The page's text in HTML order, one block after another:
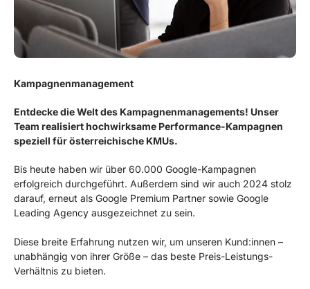
Kampagnenmanagement
Entdecke die Welt des Kampagnenmanagements! Unser
Team realisiert hochwirksame Performance-Kampagnen
speziell für österreichische KMUs.
Bis heute haben wir über 60.000 Google-Kampagnen
erfolgreich durchgeführt. Außerdem sind wir auch 2024 stolz
darauf, erneut als Google Premium Partner sowie Google
Leading Agency ausgezeichnet zu sein.
Diese breite Erfahrung nutzen wir, um unseren Kund:innen –
unabhängig von ihrer Größe – das beste Preis-Leistungs-
Verhältnis zu bieten.